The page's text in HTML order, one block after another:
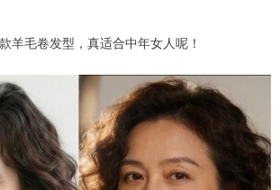
羊毛卷发型，真适合中年女人呢！